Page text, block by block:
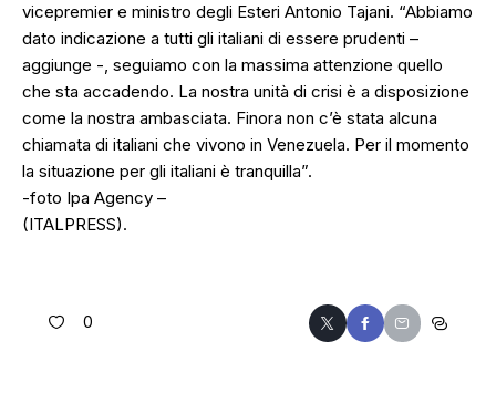
vicepremier e ministro degli Esteri Antonio Tajani. “Abbiamo
dato indicazione a tutti gli italiani di essere prudenti –
aggiunge -, seguiamo con la massima attenzione quello
che sta accadendo. La nostra unità di crisi è a disposizione
come la nostra ambasciata. Finora non c’è stata alcuna
chiamata di italiani che vivono in Venezuela. Per il momento
la situazione per gli italiani è tranquilla”.
-foto Ipa Agency –
(ITALPRESS).
0